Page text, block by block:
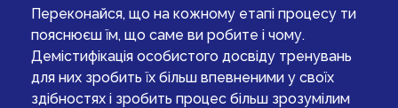
Переконайся, що на кожному етапі процесу ти
пояснюєш їм, що саме ви робите і чому.
Демістифікація особистого досвіду тренувань
для них зробить їх більш впевненими у своїх
здібностях і зробить процес більш зрозумілим